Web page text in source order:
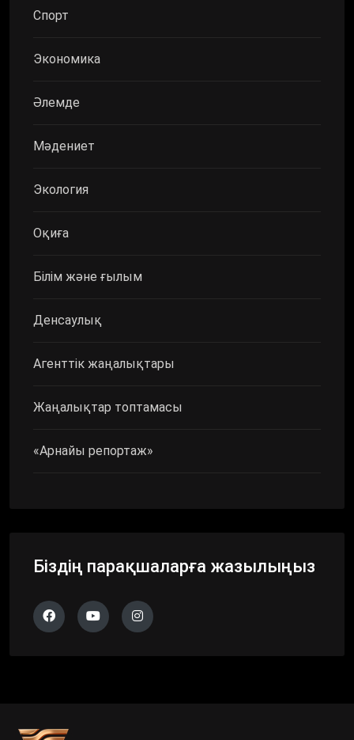
Спорт
Экономика
Әлемде
Мәдениет
Экология
Оқиға
Білім және ғылым
Денсаулық
Агенттік жаңалықтары
Жаңалықтар топтамасы
«Арнайы репортаж»
Біздің парақшаларға жазылыңыз